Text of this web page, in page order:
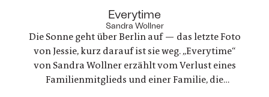
Everytime
Sandra Wollner
Die Sonne geht über Berlin auf — das letzte Foto
von Jessie, kurz darauf ist sie weg. „Everytime“
von Sandra Wollner erzählt vom Verlust eines
Familienmitglieds und einer Familie, die